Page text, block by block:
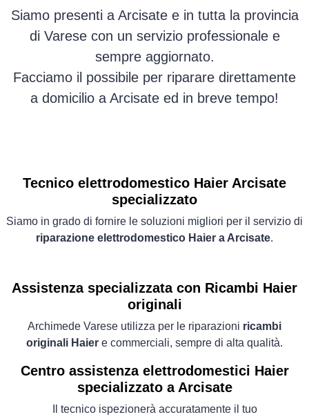
Siamo presenti a Arcisate e in tutta la provincia
di Varese con un servizio professionale e
sempre aggiornato.
Facciamo il possibile per riparare direttamente
a domicilio a Arcisate ed in breve tempo!
Tecnico elettrodomestico Haier Arcisate
specializzato
Siamo in grado di fornire le soluzioni migliori per il servizio di
riparazione elettrodomestico Haier a Arcisate.
Assistenza specializzata con Ricambi Haier
originali
Archimede Varese utilizza per le riparazioni ricambi
originali Haier e commerciali, sempre di alta qualità.
Centro assistenza elettrodomestici Haier
specializzato a Arcisate
Il tecnico ispezionerà accuratamente il tuo